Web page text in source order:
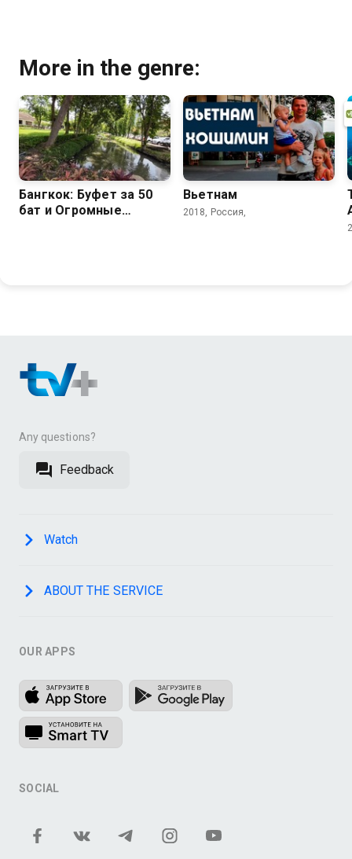
More in the genre:
Бангкок: Буфет за 50
бат и Огромные
Вьетнам
2018, Россия,
Any questions?
Feedback
Watch
ABOUT THE SERVICE
OUR APPS
SOCIAL